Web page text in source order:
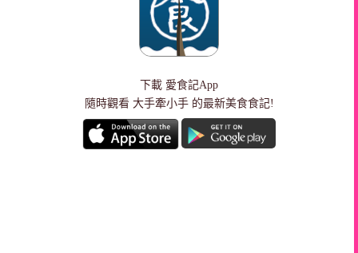
下載 愛食記App
隨時觀看 大手牽小手 的最新美食食記!